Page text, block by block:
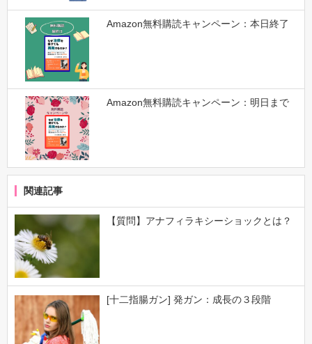
Amazon無料購読キャンペーン：本日終了
Amazon無料購読キャンペーン：明日まで
関連記事
【質問】アナフィラキシーショックとは？
[十二指腸ガン] 発ガン：成長の３段階